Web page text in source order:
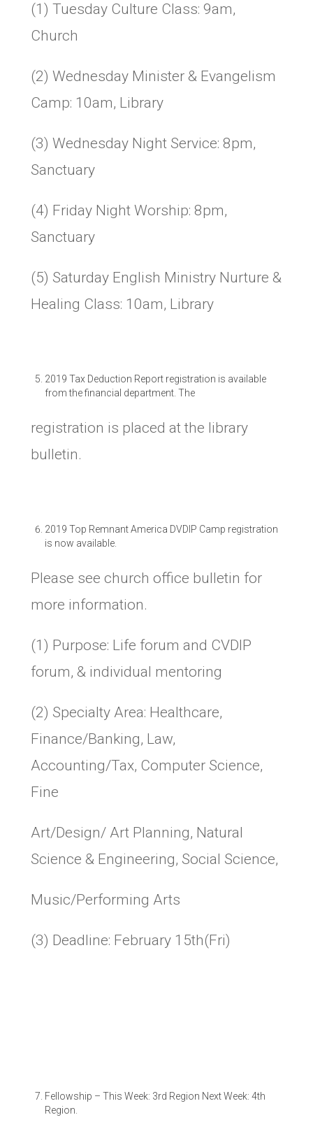
(1) Tuesday Culture Class: 9am,
Church
(2) Wednesday Minister & Evangelism
Camp: 10am, Library
(3) Wednesday Night Service: 8pm,
Sanctuary
(4) Friday Night Worship: 8pm,
Sanctuary
(5) Saturday English Ministry Nurture &
Healing Class: 10am, Library
2019 Tax Deduction Report registration is available
from the financial department. The
registration is placed at the library
bulletin.
2019 Top Remnant America DVDIP Camp registration
is now available.
Please see church office bulletin for
more information.
(1) Purpose: Life forum and CVDIP
forum, & individual mentoring
(2) Specialty Area: Healthcare,
Finance/Banking, Law,
Accounting/Tax, Computer Science,
Fine
Art/Design/ Art Planning, Natural
Science & Engineering, Social Science,
Music/Performing Arts
(3) Deadline: February 15th(Fri)
Fellowship – This Week: 3rd Region Next Week: 4th
Region.